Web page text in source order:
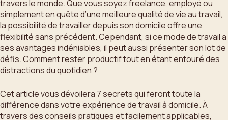
travers le monde. Que vous soyez freelance, employé ou
simplement en quête d’une meilleure qualité de vie au travail,
la possibilité de travailler depuis son domicile offre une
flexibilité sans précédent. Cependant, si ce mode de travail a
ses avantages indéniables, il peut aussi présenter son lot de
défis. Comment rester productif tout en étant entouré des
distractions du quotidien ?
Cet article vous dévoilera 7 secrets qui feront toute la
différence dans votre expérience de travail à domicile. À
travers des conseils pratiques et facilement applicables,